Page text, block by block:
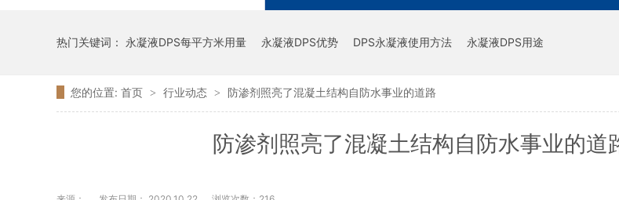
热门关键词： 永凝液DPS每平方米用量 永凝液DPS优势 DPS永凝液使用方法 永凝液DPS用途
您的位置: 首页 > 行业动态 > 防渗剂照亮了混凝土结构自防水事业的道路
防渗剂照亮了混凝土结构自防水事业的道